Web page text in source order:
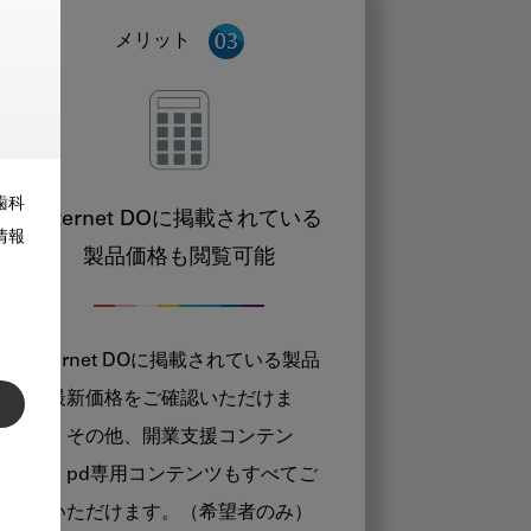
科
報
メリット
Internet DOに掲載されている
製品価格も閲覧可能
Internet DOに掲載されている製品
の最新価格をご確認いただけま
す。その他、開業支援コンテン
ツ、pd専用コンテンツもすべてご
覧いただけます。（希望者のみ）